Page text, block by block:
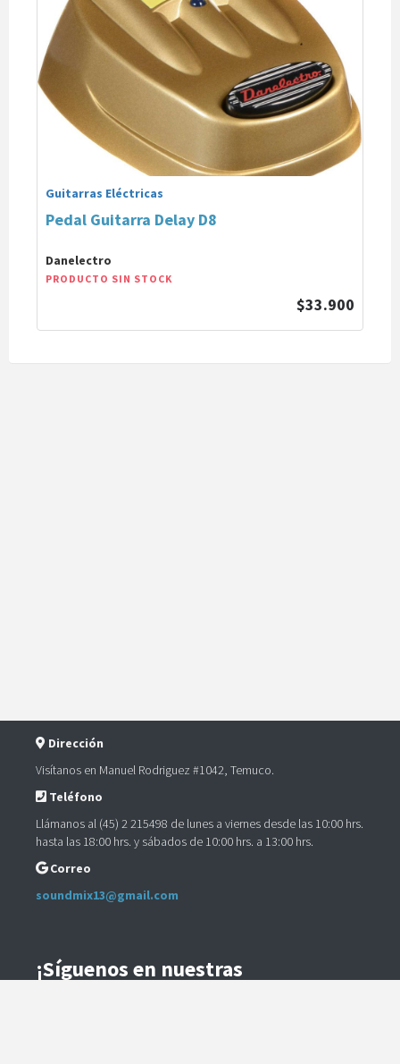
Guitarras Eléctricas
Pedal Guitarra Delay D8
Danelectro
PRODUCTO SIN STOCK
$33.900
Dirección
Visítanos en Manuel Rodriguez #1042, Temuco.
Teléfono
Llámanos al (45) 2 215498 de lunes a viernes desde las 10:00 hrs.
hasta las 18:00 hrs. y sábados de 10:00 hrs. a 13:00 hrs.
Correo
soundmix13@gmail.com
¡Síguenos en nuestras